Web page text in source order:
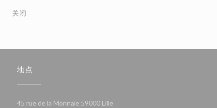
关闭
地点
45 rue de la Monnaie 59000 Lille